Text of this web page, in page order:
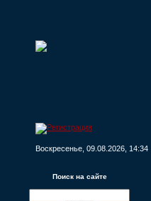
Воскресенье, 09.08.2026, 14:34
Поиск на сайте